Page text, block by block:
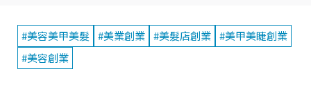
#美容美甲美髮 #美業創業 #美髮店創業 #美甲美睫創業
#美容創業